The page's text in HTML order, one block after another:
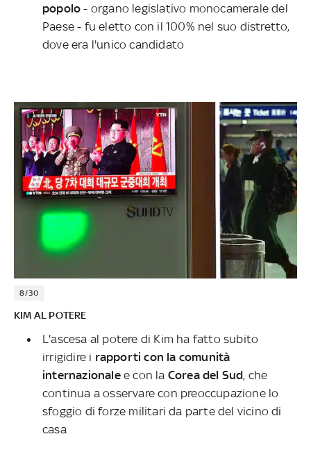
popolo- organo legislativo monocamerale del
Paese - fu eletto con il 100% nel suo distretto,
dove era l'unico candidato
8/30
KIM AL POTERE
L'ascesa al potere di Kim ha fatto subito
irrigidire i rapporti con la comunità
internazionale e con la Corea del Sud, che
continua a osservare con preoccupazione lo
sfoggio di forze militari da parte del vicino di
casa